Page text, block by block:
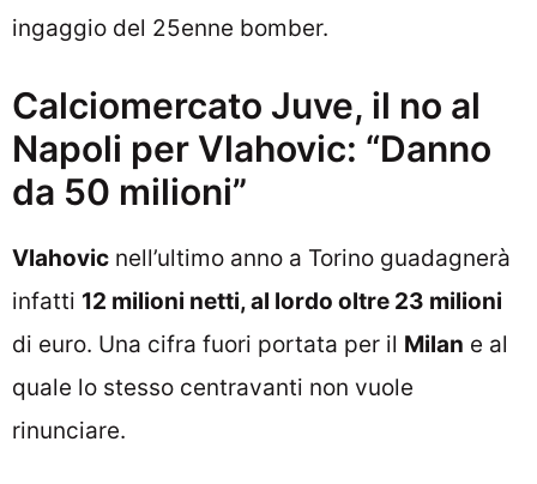
ingaggio del 25enne bomber.
Calciomercato Juve, il no al
Napoli per Vlahovic: “Danno
da 50 milioni”
Vlahovic nell’ultimo anno a Torino guadagnerà
infatti 12 milioni netti, al lordo oltre 23 milioni
di euro. Una cifra fuori portata per il Milan e al
quale lo stesso centravanti non vuole
rinunciare.